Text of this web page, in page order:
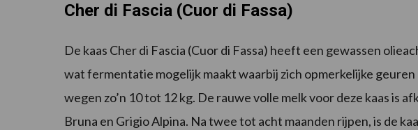
Cher di Fascia (Cuor di Fassa)
De kaas Cher di Fascia (Cuor di Fassa) heeft een gewassen
wat fermentatie mogelijk maakt waarbij zich opmerkelijke geuren
wegen zo’n 10 tot 12 kg. De rauwe volle melk voor deze kaas is
Bruna en Grigio Alpina. Na twee tot acht maanden rijpen, is de